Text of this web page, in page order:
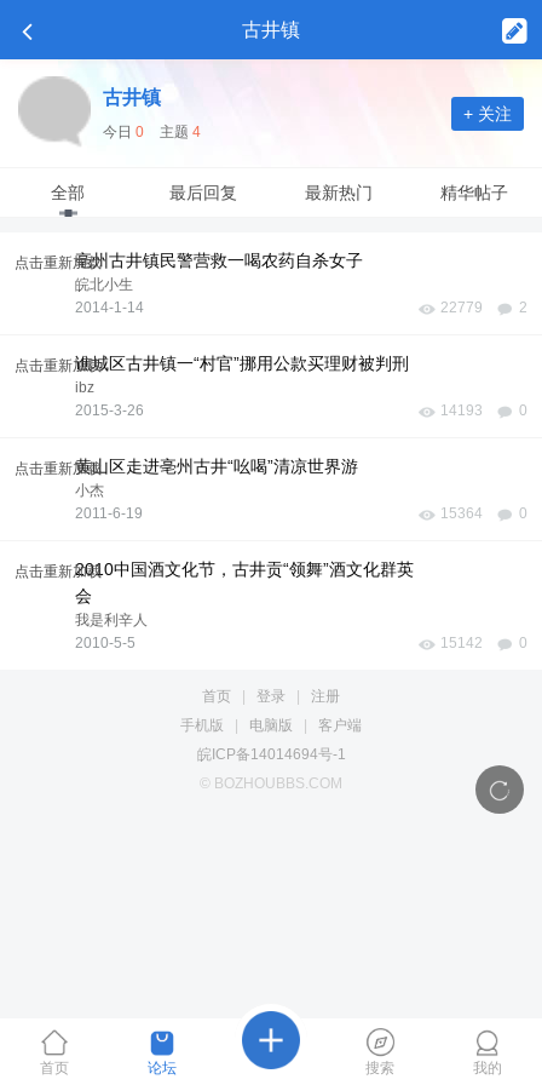
古井镇
古井镇
今日 0 主题 4
+ 关注
全部 最后回复 最新热门 精华帖子
点击重新加载亳州古井镇民警营救一喝农药自杀女子
皖北小生
2014-1-14
22779 2
点击重新加载谯城区古井镇一“村官”挪用公款买理财被判刑
ibz
2015-3-26
14193 0
点击重新加载黄山区走进亳州古井“吆喝”清凉世界游
小杰
2011-6-19
15364 0
点击重新加载2010中国酒文化节，古井贡“领舞”酒文化群英
会
我是利辛人
2010-5-5
15142 0
首页 登录
注册
手机版
电脑版
客户端
皖ICP备14014694号-1
© BOZHOUBBS.COM
首页 论坛 搜索 我的